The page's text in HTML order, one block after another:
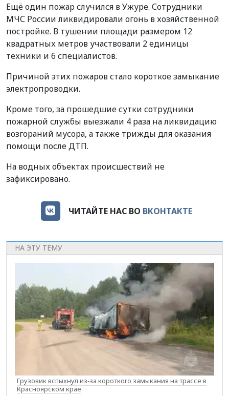
Ещё один пожар случился в Ужуре. Сотрудники
МЧС России ликвидировали огонь в хозяйственной
постройке. В тушении площади размером 12
квадратных метров участвовали 2 единицы
техники и 6 специалистов.
Причиной этих пожаров стало короткое замыкание
электропроводки.
Кроме того, за прошедшие сутки сотрудники
пожарной службы выезжали 4 раза на ликвидацию
возгораний мусора, а также трижды для оказания
помощи после ДТП.
На водных объектах происшествий не
зафиксировано.
ЧИТАЙТЕ НАС ВО ВКОНТАКТЕ
НА ЭТУ ТЕМУ
Грузовик вспыхнул из‑за короткого замыкания на трассе в
Красноярском крае